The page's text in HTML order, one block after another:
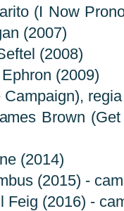
(I Now
(2007)
(2008)
(2009)
Brown
(2014)
(2015) -
Feig (2016) -